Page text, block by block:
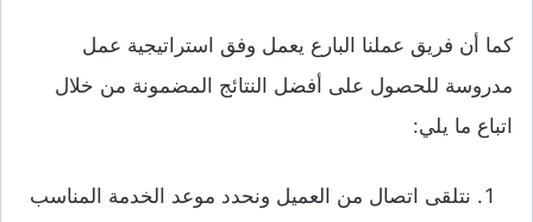
كما أن فريق عملنا البارع يعمل وفق استراتيجية عمل
مدروسة للحصول على أفضل النتائج المضمونة من خلال
اتباع ما يلي:
نتلقى اتصال من العميل ونحدد موعد الخدمة المناسب